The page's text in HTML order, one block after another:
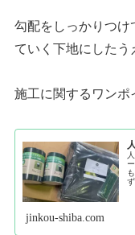
勾配をしっかりつ
ていく下地にしたう
施工に関するワンポ
jinkou-shiba.com